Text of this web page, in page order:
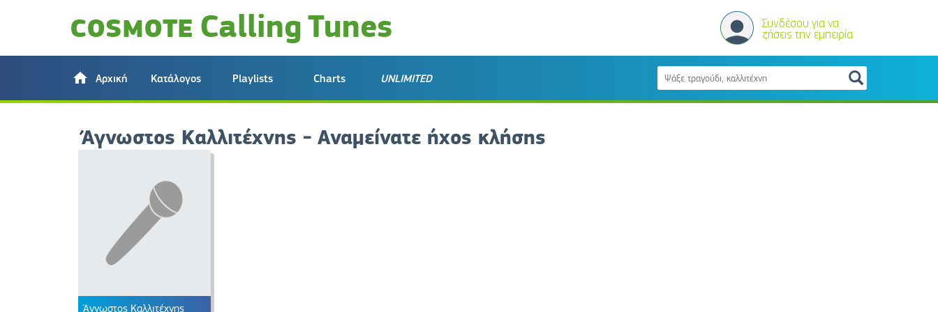
Συνδέσου για να
ζήσεις την εμπειρία
Αρχική Κατάλογος Playlists Charts UNLIMITED
Άγνωστος Καλλιτέχνης - Αναμείνατε ήχος κλήσης
Άγνωστος Καλλιτέχνης